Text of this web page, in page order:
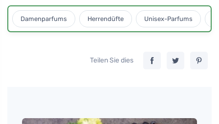
Damenparfums Herrendüfte Unisex-Parfums
Teilen Sie dies